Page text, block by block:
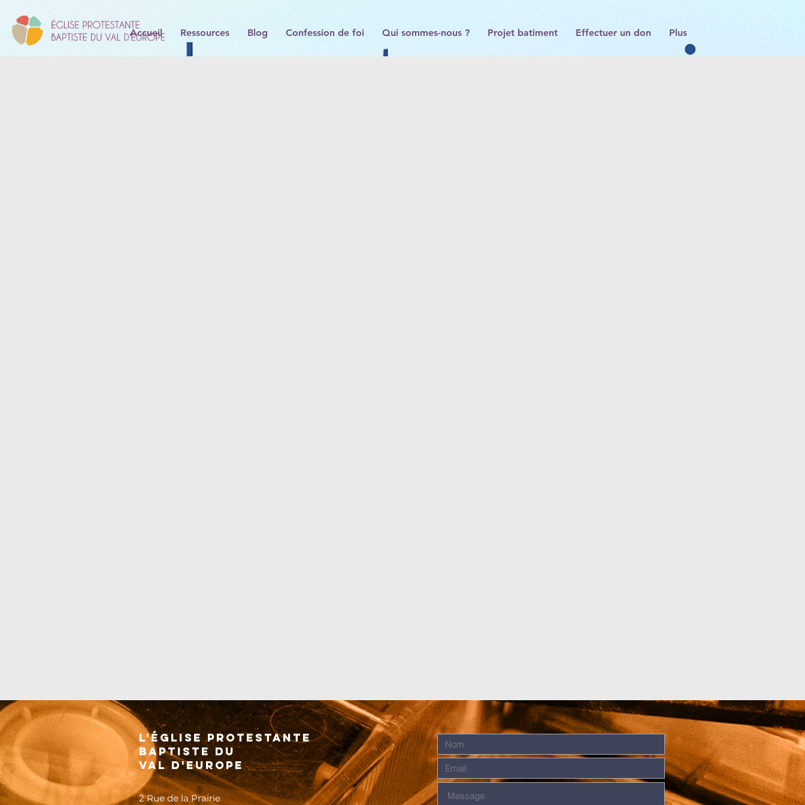
Accueil Ressources Blog Confession de foi Qui sommes-nous ? Projet batiment Effectuer un don Plus
L'église protestante
baptiste dU
val d'europe
2 Rue de la Prairie